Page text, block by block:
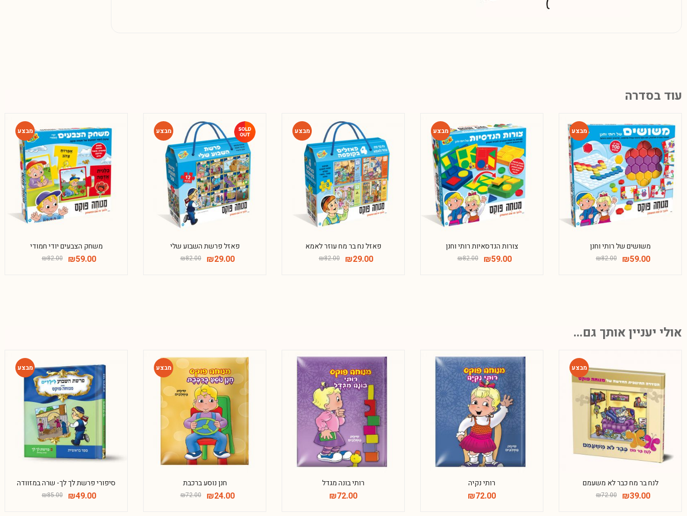
עוד בסדרה
-28%
משחק הצבעים יודי חמודי
₪82.00 ₪59.00
-65%
פאזל פרשת השבוע שלי
₪82.00 ₪29.00
-65%
פאזל נח בר מח עוזר לאמא
₪82.00 ₪29.00
-28%
צורות הנדסאיות רותי וחנן
₪82.00 ₪59.00
-28%
משושים של רותי וחנן
₪82.00 ₪59.00
אולי יעניין אותך גם...
-42%
סיפורי פרשת לך לך- שרה במזוודה
₪85.00 ₪49.00
-67%
חנן נוסע ברכבת
₪72.00 ₪24.00
רותי בונה מגדל
₪72.00
רותי נקיה
₪72.00
לנח בר מח כבר לא משעמם
₪72.00 ₪39.00